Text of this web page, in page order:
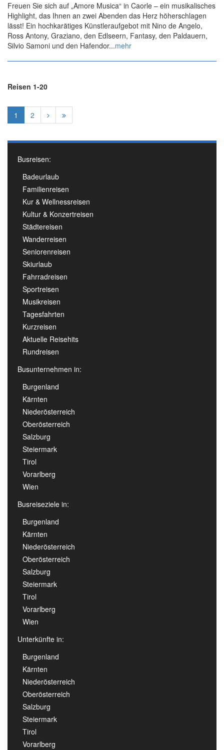
Freuen Sie sich auf „Amore Musica“ in Caorle – ein musikalisches
Highlight, das Ihnen an zwei Abenden das Herz höherschlagen
lässt! Ein hochkarätiges Künstleraufgebot mit Nino de Angelo,
Ross Antony, Graziano, den Edlseern, Fantasy, den Paldauern,
Silvio Samoni und den Hafendor...mehr
Reisen 1-20
1 2
Busreisen:
Badeurlaub
Familienreisen
Kur & Wellnessreisen
Kultur & Konzertreisen
Städtereisen
Wanderreisen
Seniorenreisen
Skiurlaub
Fahrradreisen
Sportreisen
Musikreisen
Tagesfahrten
Kurzreisen
Aktuelle Reisehits
Rundreisen
Busunternehmen in:
Burgenland
Kärnten
Niederösterreich
Oberösterreich
Salzburg
Steiermark
Tirol
Vorarlberg
Wien
Busreiseziele in:
Burgenland
Kärnten
Niederösterreich
Oberösterreich
Salzburg
Steiermark
Tirol
Vorarlberg
Wien
Unterkünfte in:
Burgenland
Kärnten
Niederösterreich
Oberösterreich
Salzburg
Steiermark
Tirol
Vorarlberg